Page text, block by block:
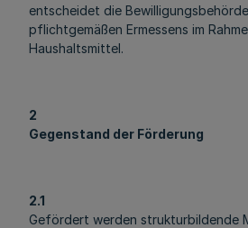
entscheidet die
pflichtgemäßen Ermessens im
Haushaltsmittel.
2
Gegenstand der Förderung
2.1
Gefördert werden strukturbildende